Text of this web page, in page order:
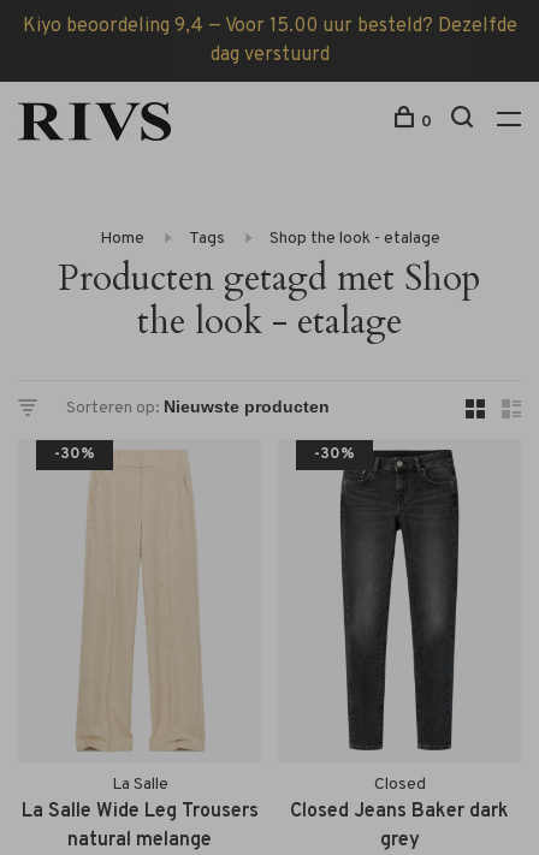
Kiyo beoordeling 9,4 — Voor 15.00 uur besteld? Dezelfde
dag verstuurd
0
Home Tags Shop the look - etalage
Producten getagd met Shop
the look - etalage
Sorteren op:
-30%
La Salle
La Salle Wide Leg Trousers
natural melange
-30%
Closed
Closed Jeans Baker dark
grey